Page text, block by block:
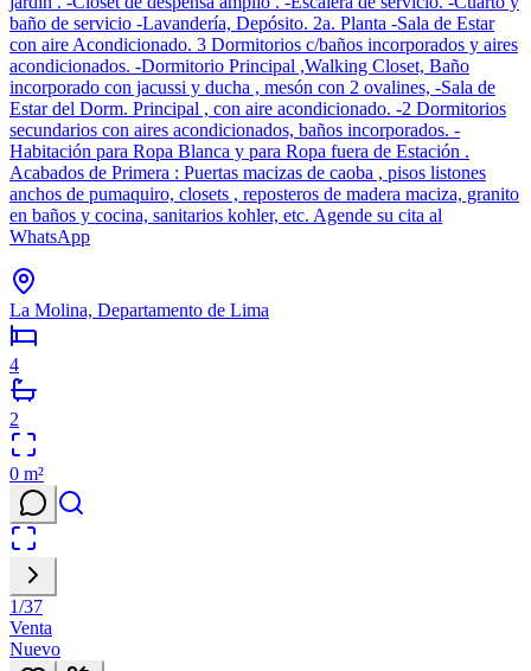
baño de servicio -Lavandería, Depósito. 2a. Planta -Sala de Estar
con aire Acondicionado. 3 Dormitorios c/baños incorporados y aires
acondicionados. -Dormitorio Principal ,Walking Closet, Baño
incorporado con jacussi y ducha , mesón con 2 ovalines, -Sala de
Estar del Dorm. Principal , con aire acondicionado. -2 Dormitorios
secundarios con aires acondicionados, baños incorporados. -
Habitación para Ropa Blanca y para Ropa fuera de Estación .
Acabados de Primera : Puertas macizas de caoba , pisos listones
anchos de pumaquiro, closets , reposteros de madera maciza, granito
en baños y cocina, sanitarios kohler, etc. Agende su cita al
WhatsApp
La Molina, Departamento de Lima
4
2
0 m²
1/37
Venta
Nuevo